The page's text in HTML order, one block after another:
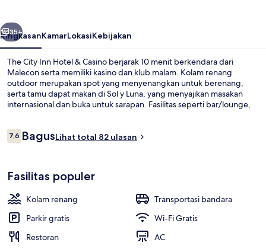
Casino
Berikutnya
35+
RingkasanKamarLokasiKebijakan
The City Inn Hotel & Casino berjarak 10 menit berkendara dari
Malecon serta memiliki kasino dan klub malam. Kolam renang
outdoor merupakan spot yang menyenangkan untuk berenang,
serta tamu dapat makan di Sol y Luna, yang menyajikan masakan
internasional dan buka untuk sarapan. Fasilitas seperti bar/lounge,
Ulasan
7,67,6 dari 10
BagusLihat total 82 ulasan
Fasilitas populer
Kolam renang
Transportasi bandara
Parkir gratis
Wi-Fi Gratis
Restoran
AC